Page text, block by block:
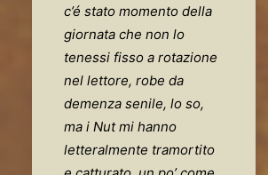
c’é stato momento della
giornata che non lo
tenessi fisso a rotazione
nel lettore, robe da
demenza senile, lo so,
ma i Nut mi hanno
letteralmente tramortito